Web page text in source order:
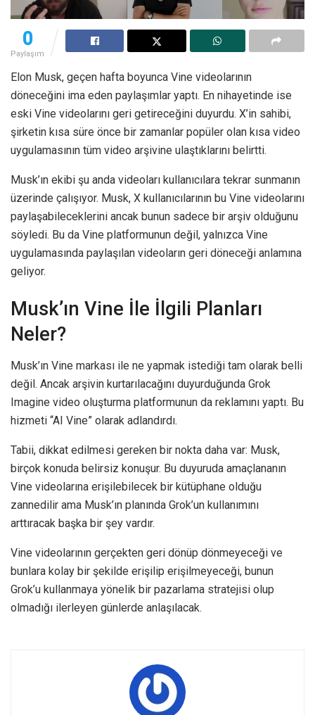
0
Paylaşım
Elon Musk, geçen hafta boyunca Vine videolarının
döneceğini ima eden paylaşımlar yaptı. En nihayetinde ise
eski Vine videolarını geri getireceğini duyurdu. X’in sahibi,
şirketin kısa süre önce bir zamanlar popüler olan kısa video
uygulamasının tüm video arşivine ulaştıklarını belirtti.
Musk’ın ekibi şu anda videoları kullanıcılara tekrar sunmanın
üzerinde çalışıyor. Musk, X kullanıcılarının bu Vine videolarını
paylaşabileceklerini ancak bunun sadece bir arşiv olduğunu
söyledi. Bu da Vine platformunun değil, yalnızca Vine
uygulamasında paylaşılan videoların geri döneceği anlamına
geliyor.
Musk’ın Vine İle İlgili Planları
Neler?
Musk’ın Vine markası ile ne yapmak istediği tam olarak belli
değil. Ancak arşivin kurtarılacağını duyurduğunda Grok
Imagine video oluşturma platformunun da reklamını yaptı. Bu
hizmeti “AI Vine” olarak adlandırdı.
Tabii, dikkat edilmesi gereken bir nokta daha var: Musk,
birçok konuda belirsiz konuşur. Bu duyuruda amaçlananın
Vine videolarına erişilebilecek bir kütüphane olduğu
zannedilir ama Musk’ın planında Grok’un kullanımını
arttıracak başka bir şey vardır.
Vine videolarının gerçekten geri dönüp dönmeyeceği ve
bunlara kolay bir şekilde erişilip erişilmeyeceği, bunun
Grok’u kullanmaya yönelik bir pazarlama stratejisi olup
olmadığı ilerleyen günlerde anlaşılacak.